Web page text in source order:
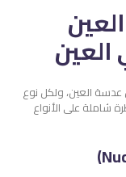
عدسة العين، ولكل نوع
شاملة على الأنواع